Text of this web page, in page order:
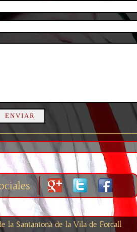
la Santantonà de la Vila de Forcall